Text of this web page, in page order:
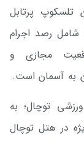
تلسکوپ پرتابل
شامل رصد اجرام
مجازی و
به آسمان است.
توچال؛ به
در هتل توچال